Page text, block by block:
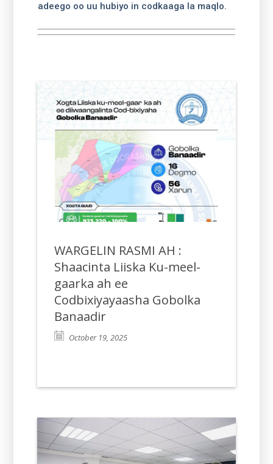
adeego oo uu hubiyo in codkaaga la maqlo.
WARGELIN RASMI AH :
Shaacinta Liiska Ku-meel-
gaarka ah ee
Codbixiyayaasha Gobolka
Banaadir
October 19, 2025